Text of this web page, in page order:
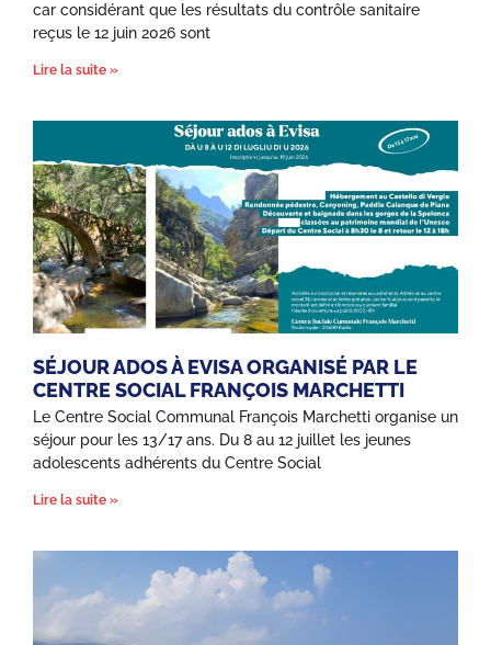
car considérant que les résultats du contrôle sanitaire
reçus le 12 juin 2026 sont
Lire la suite »
SÉJOUR ADOS À EVISA ORGANISÉ PAR LE
CENTRE SOCIAL FRANÇOIS MARCHETTI
Le Centre Social Communal François Marchetti organise un
séjour pour les 13/17 ans. Du 8 au 12 juillet les jeunes
adolescents adhérents du Centre Social
Lire la suite »